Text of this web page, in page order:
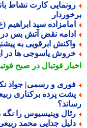
کارت نشاط بانک
سید ابراهیم (ع)
نقض آتش بس در
ابرقویی به
یاسوجی ها در
فوتبال در صبح فوتبالی
و رسمی| جواد
پرده برکناری ربیعی؛
وینیسیوس را نگه
جدایی محمد ربیعی از